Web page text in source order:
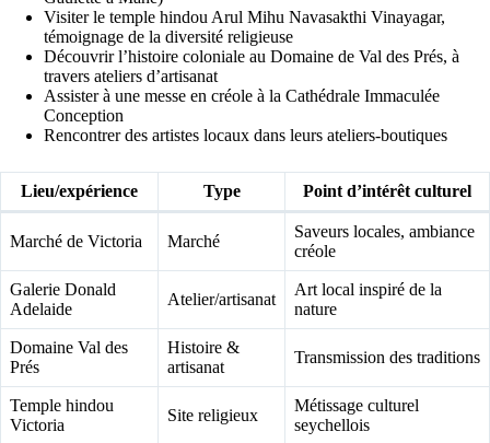
Visiter le temple hindou Arul Mihu Navasakthi Vinayagar,
témoignage de la diversité religieuse
Découvrir l’histoire coloniale au Domaine de Val des Prés, à
travers ateliers d’artisanat
Assister à une messe en créole à la Cathédrale Immaculée
Conception
Rencontrer des artistes locaux dans leurs ateliers-boutiques
Lieu/expérience Type Point d’intérêt culturel
Marché de Victoria Marché
Saveurs locales, ambiance
créole
Galerie Donald
Adelaide
Atelier/artisanat
Art local inspiré de la
nature
Domaine Val des
Prés
Histoire &
artisanat
Transmission des traditions
Temple hindou
Victoria
Site religieux
Métissage culturel
seychellois